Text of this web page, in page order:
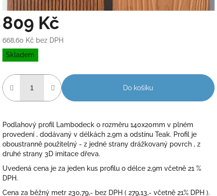
809 Kč
668,60 Kč bez DPH
Měrná
cena:
Skladem
Do košíku
Podlahový profil Lambodeck o rozměru 140x20mm v plném
provedení , dodávaný v délkách 2,9m a odstínu Teak. Profil je
oboustranně použitelný - z jedné strany drážkovaný povrch , z
druhé strany 3D imitace dřeva.
Uvedená cena je za jeden kus profilu o délce 2,9m včetně 21 %
DPH.
Cena za běžný metr 230,79,- bez DPH ( 279,13,- včetně 21% DPH ).